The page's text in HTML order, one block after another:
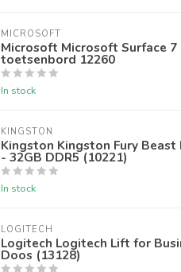
MICROSOFT
Microsoft Microsoft Surface 7
toetsenbord 12260
In stock
KINGSTON
Kingston Kingston Fury Beast
- 32GB DDR5 (10221)
In stock
LOGITECH
Logitech Logitech Lift for
Doos (13128)